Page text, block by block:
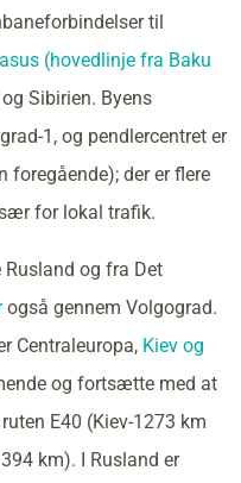
til
(hovedlinje fra Baku
Sibirien. Byens
1, og pendlercentret er
foregående); der er flere
for lokal trafik.
og fra Det
også gennem Volgograd.
Centraleuropa, Kiev og
og fortsætte med at
E40 (Kiev-1273 km
km). I Rusland er